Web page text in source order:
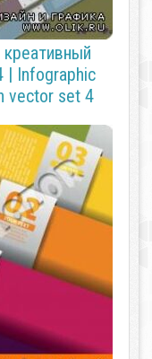
| Infographic
vector set 4